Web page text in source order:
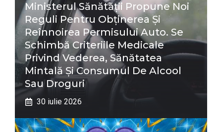
Ministerul Sănătății Propune Noi
Reguli Pentru Obținerea Și
Reînnoirea Permisului Auto. Se
Schimbă Criteriile Medicale
Privind Vederea, Sănătatea
Mintală Și Consumul De Alcool
Sau Droguri
30 iulie 2026